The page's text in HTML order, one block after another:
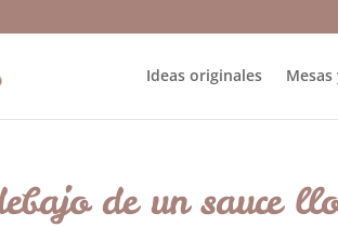
Ideas originales
de un sauce